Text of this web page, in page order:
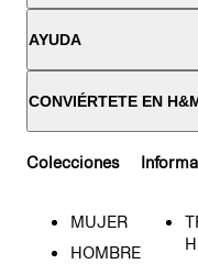
AYUDA
CONVIÉRTETE EN
Colecciones
MUJER
HOMBRE